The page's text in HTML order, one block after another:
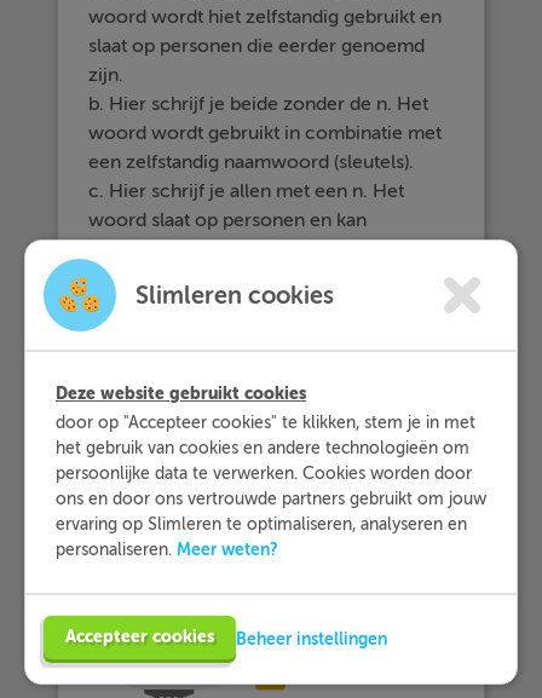
woord wordt hiet zelfstandig gebruikt en
slaat op personen die eerder genoemd
zijn.
b. Hier schrijf je beide zonder de n. Het
woord wordt gebruikt in combinatie met
een zelfstandig naamwoord (sleutels).
c. Hier schrijf je allen met een n. Het
woord slaat op personen en kan
d. Hier schrijf je alle zonder de n. Het
woord wordt gebruikt in combinatie met
een zelfstandig naamwoord (snoepjes).
Slimleren cookies
Deze website gebruikt cookies
door op "Accepteer cookies" te klikken, stem je in met
het gebruik van cookies en andere technologieën om
persoonlijke data te verwerken. Cookies worden door
ons en door ons vertrouwde partners gebruikt om jouw
ervaring op Slimleren te optimaliseren, analyseren en
personaliseren. Meer weten?
Accepteer cookies Beheer instellingen